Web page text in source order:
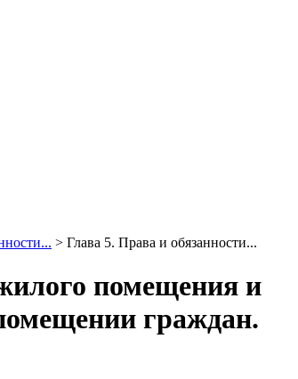
> Глава 5. Права и обязанности...
помещения и
граждан.